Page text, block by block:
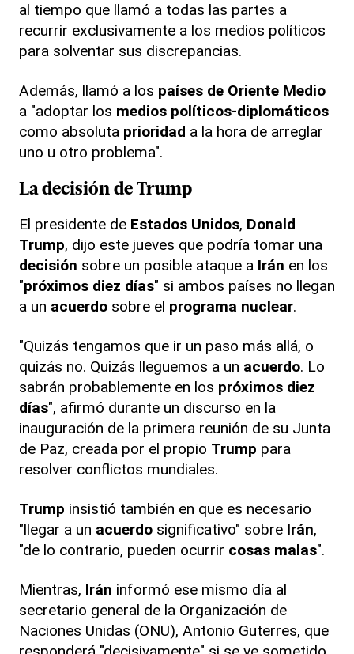
al tiempo que llamó a todas las partes a
recurrir exclusivamente a los medios políticos
para solventar sus discrepancias.
Además, llamó a los países de Oriente Medio
a "adoptar los medios políticos-diplomáticos
como absoluta prioridad a la hora de arreglar
uno u otro problema".
Ladecisión de Trump
El presidente de Estados Unidos, Donald
Trump, dijo este jueves que podría tomar una
decisión sobre un posible ataque a Irán en los
"próximos diez días" si ambos países no llegan
a un acuerdo sobre el programa nuclear.
"Quizás tengamos que ir un paso más allá, o
quizás no. Quizás lleguemos a un acuerdo. Lo
sabrán probablemente en los próximos diez
días", afirmó durante un discurso en la
inauguración de la primera reunión de su Junta
de Paz, creada por el propio Trump para
resolver conflictos mundiales.
Trump insistió también en que es necesario
"llegar a un acuerdo significativo" sobre Irán,
"de lo contrario, pueden ocurrir cosas malas".
Mientras, Irán informó ese mismo día al
secretario general de la Organización de
Naciones Unidas (ONU), Antonio Guterres, que